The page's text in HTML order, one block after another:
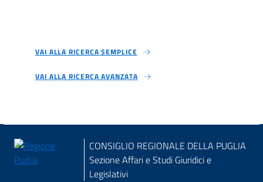
VAI ALLA RICERCA SEMPLICE
VAI ALLA RICERCA AVANZATA
CONSIGLIO REGIONALE DELLA PUGLIA
Sezione Affari e Studi Giuridici e
Legislativi